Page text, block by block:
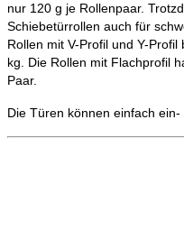
nur 120 g je Rollenpaar.
Schiebetürrollen auch für
Rollen mit V-Profil und Y-
kg. Die Rollen mit Flachprofil
Paar.
Die Türen können einfach